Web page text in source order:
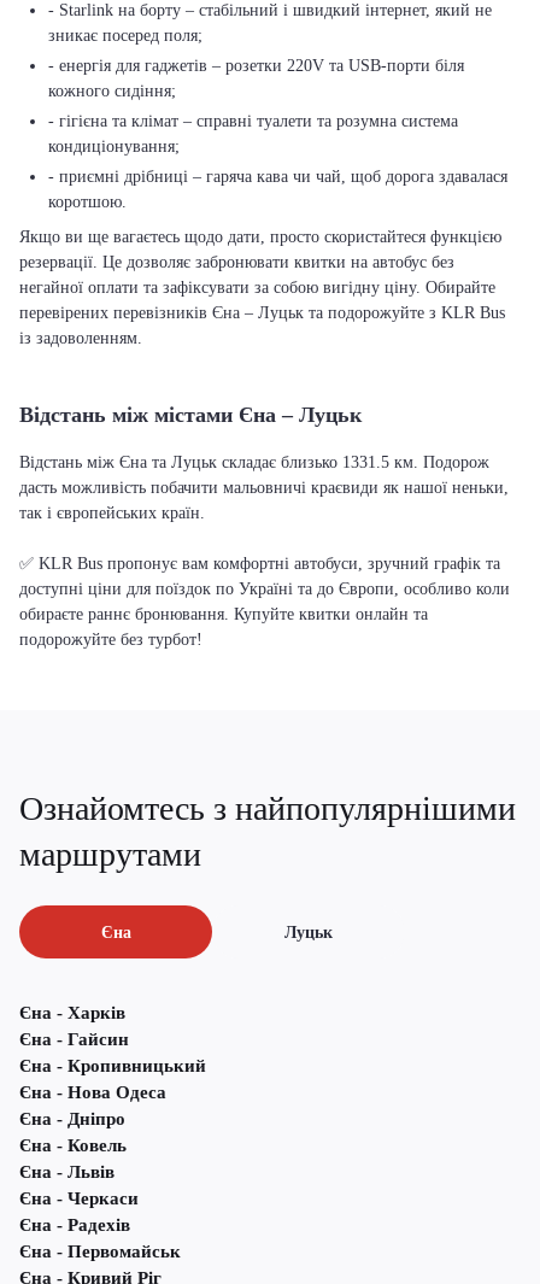
- Starlink на борту – стабільний і швидкий інтернет, який не
зникає посеред поля;
- енергія для гаджетів – розетки 220V та USB-порти біля
кожного сидіння;
- гігієна та клімат – справні туалети та розумна система
кондиціонування;
- приємні дрібниці – гаряча кава чи чай, щоб дорога здавалася
коротшою.
Якщо ви ще вагаєтесь щодо дати, просто скористайтеся функцією
резервації. Це дозволяє забронювати квитки на автобус без
негайної оплати та зафіксувати за собою вигідну ціну. Обирайте
перевірених перевізників Єна – Луцьк та подорожуйте з KLR Bus
із задоволенням.
Відстань між містами Єна – Луцьк
Відстань між Єна та Луцьк складає близько 1331.5 км. Подорож
дасть можливість побачити мальовничі краєвиди як нашої неньки,
так і європейських країн.
✅ KLR Bus пропонує вам комфортні автобуси, зручний графік та
доступні ціни для поїздок по Україні та до Європи, особливо коли
обираєте раннє бронювання. Купуйте квитки онлайн та
подорожуйте без турбот!
Ознайомтесь з найпопулярнішими
маршрутами
Єна Луцьк
Єна - Харків
Єна - Гайсин
Єна - Кропивницький
Єна - Нова Одеса
Єна - Дніпро
Єна - Ковель
Єна - Львів
Єна - Черкаси
Єна - Радехів
Єна - Первомайськ
Єна - Кривий Ріг